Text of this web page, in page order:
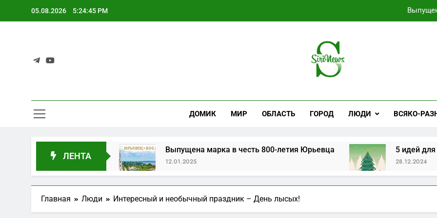
05.08.2026 5:24:45 PM
На заводе
5 идей для
ДОМИК МИР ОБЛАСТЬ ГОРОД ЛЮДИ ВСЯКО-
ЛЕНТА
технологий Выпущена марка в честь 800-летия Юрьевца
12.01.2025
5 идей для
28.12.2024
Главная Люди Интересный и необычный праздник – День лысых!